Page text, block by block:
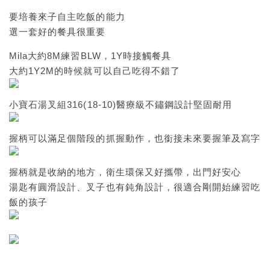
要培養來子自主吃飯的能力
選一套好的餐具很重要
Mila大約8M練習BLW，1Y時接觸餐具
大約1Y2M的時候就可以自己吃得不錯了
小寶石湯叉組316(18-10)醫療級不鏽鋼設計堅固耐用
握柄可以滿足個階段的抓握動作，也銜接未來要握筆及寫字
握柄就是收納的地方，衛生環保又好攜帶，出門好安心
湯匙有圓滑設計、叉子也有鈍角設計，很適合剛開始練習吃
飯的孩子